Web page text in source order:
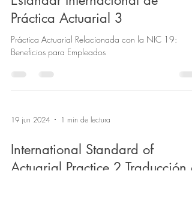
Práctica Actuarial 3
Práctica Actuarial Relacionada con la NIC 19:
Beneficios para Empleados
19 jun 2024 1 min de lectura
International Standard of
Actuarial Practice 2 Traducción